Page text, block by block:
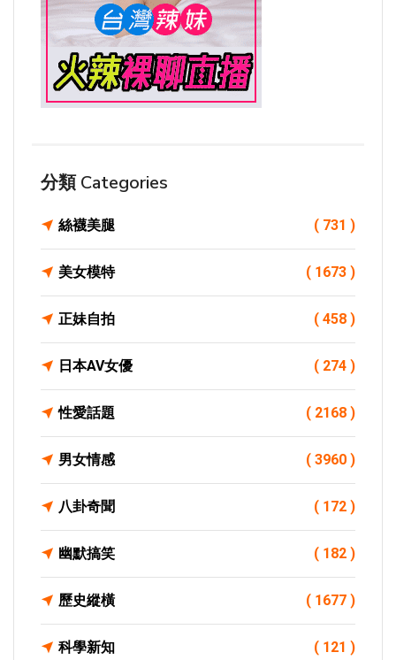
分類 Categories
絲襪美腿 ( 731 )
美女模特 ( 1673 )
正妹自拍 ( 458 )
日本AV女優 ( 274 )
性愛話題 ( 2168 )
男女情感 ( 3960 )
八卦奇聞 ( 172 )
幽默搞笑 ( 182 )
歷史縱橫 ( 1677 )
科學新知 ( 121 )